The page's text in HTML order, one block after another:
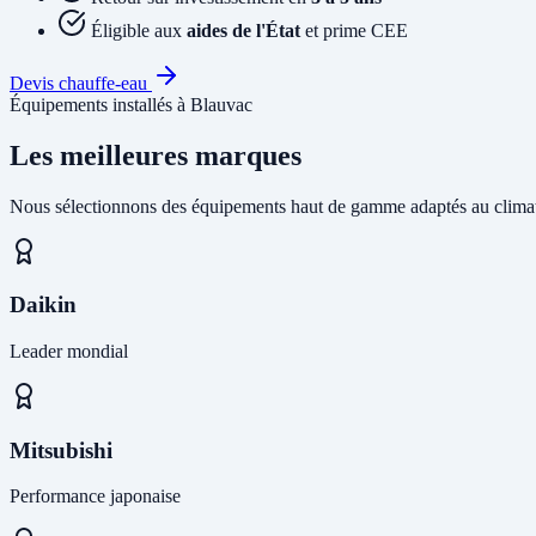
Éligible aux aides de l'État et prime CEE
Devis chauffe-eau
Équipements installés à Blauvac
Les meilleures marques
Nous sélectionnons des équipements haut de gamme adaptés au
Daikin
Leader mondial
Mitsubishi
Performance japonaise